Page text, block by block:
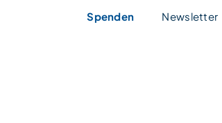
Spenden Newsletter